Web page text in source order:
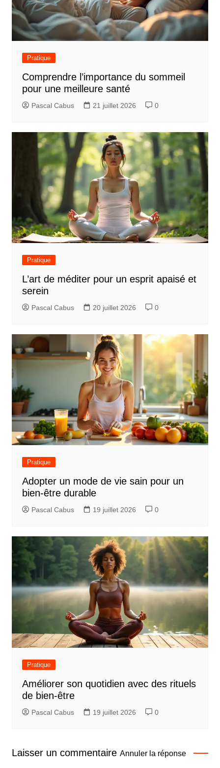
Pratique
Comprendre l’importance du sommeil
pour une meilleure santé
Pascal Cabus 21 juillet 2026 0
Pratique
L’art de méditer pour un esprit apaisé et
serein
Pascal Cabus 20 juillet 2026 0
Pratique
Adopter un mode de vie sain pour un
bien-être durable
Pascal Cabus 19 juillet 2026 0
Pratique
Améliorer son quotidien avec des rituels
de bien-être
Pascal Cabus 19 juillet 2026 0
Laisser un commentaire Annuler la réponse